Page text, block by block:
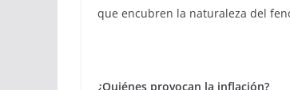
que encubren la naturaleza del
¿Quiénes provocan la inflación?